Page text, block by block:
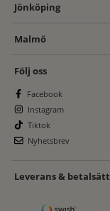
Jönköping
Malmö
Följ oss
Facebook
Instagram
Tiktok
Nyhetsbrev
Leverans & betalsätt